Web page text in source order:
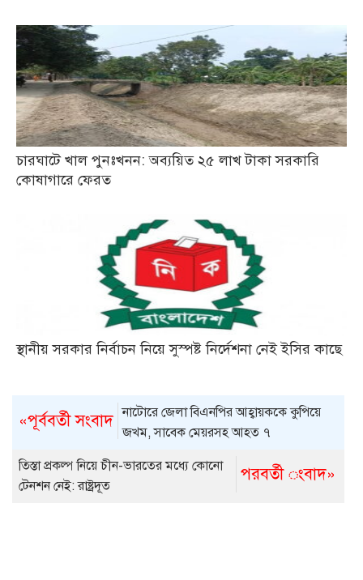
চারঘাটে খাল পুনঃখনন: অব্যয়িত ২৫ লাখ টাকা সরকারি
কোষাগারে ফেরত
স্থানীয় সরকার নির্বাচন নিয়ে সুস্পষ্ট নির্দেশনা নেই ইসির কাছে
«পূর্ববর্তী সংবাদ নাটোরে জেলা বিএনপির আহ্বায়ককে কুপিয়ে
জখম, সাবেক মেয়রসহ আহত ৭
পরবর্তী ংবাদ»
তিস্তা প্রকল্প নিয়ে চীন-ভারতের মধ্যে কোনো
টেনশন নেই: রাষ্ট্রদূত